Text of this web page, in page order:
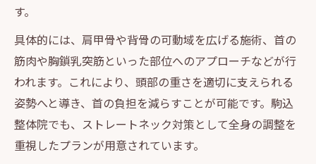
す。
具体的には、肩甲骨や背骨の可動域を広げる施術、首の
筋肉や胸鎖乳突筋といった部位へのアプローチなどが行
われます。これにより、頭部の重さを適切に支えられる
姿勢へと導き、首の負担を減らすことが可能です。駒込
整体院でも、ストレートネック対策として全身の調整を
重視したプランが用意されています。